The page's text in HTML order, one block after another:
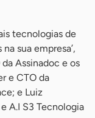
tecnologias de
sua empresa’,
Assinadoc e os
e CTO da
e Luiz
A.I S3 Tecnologia